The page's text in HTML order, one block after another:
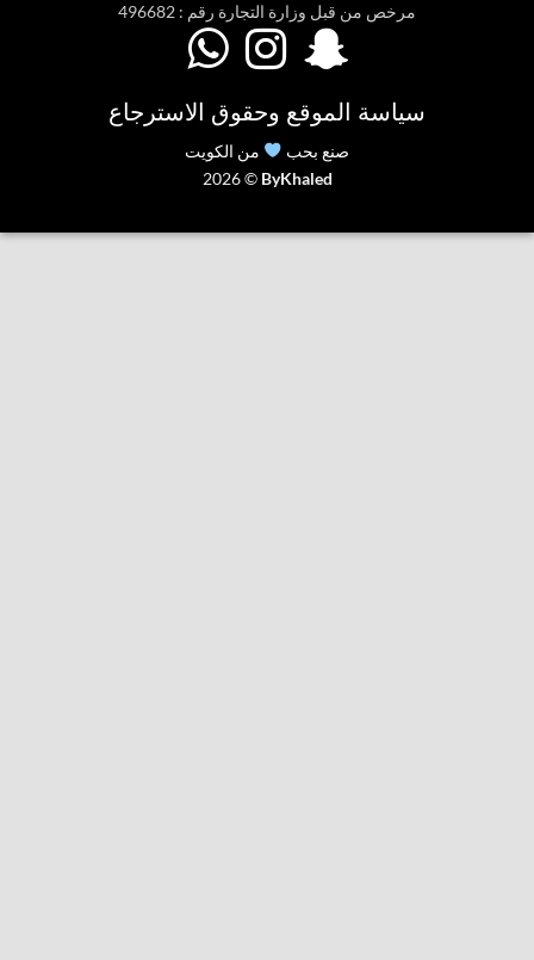
مرخص من قبل وزارة التجارة رقم : 496682
  
سياسة الموقع وحقوق الاسترجاع
صنع بحب
من الكويت
2026 © ByKhaled